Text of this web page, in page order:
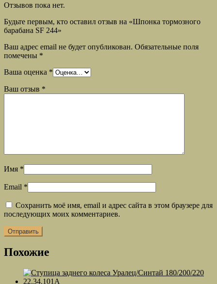
Отзывов пока нет.
Будьте первым, кто оставил отзыв на «Шпонка тормозного
барабана SF 244»
Ваш адрес email не будет опубликован. Обязательные поля
помечены *
Ваша оценка *
Ваш отзыв *
Имя *
Email *
Сохранить моё имя, email и адрес сайта в этом браузере для
последующих моих комментариев.
Похожие